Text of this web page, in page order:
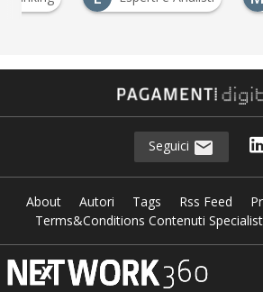
Seguici
About Autori Tags Rss Feed
Terms&Conditions Contenuti